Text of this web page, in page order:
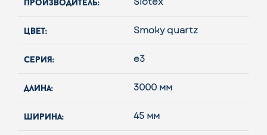
Slotex
цвет: Smoky quartz
серия: e3
длина: 3000 мм
ширина: 45 мм